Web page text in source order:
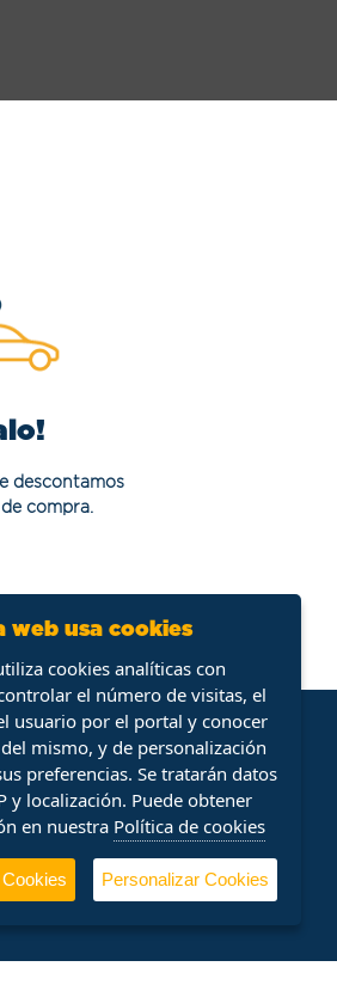
descontamos
compra.
web usa cookies
cookies analíticas con
el número de visitas, el
usuario por el portal y conocer
mismo, y de personalización
preferencias. Se tratarán datos
y localización. Puede obtener
en nuestra Política de cookies
Personalizar Cookies